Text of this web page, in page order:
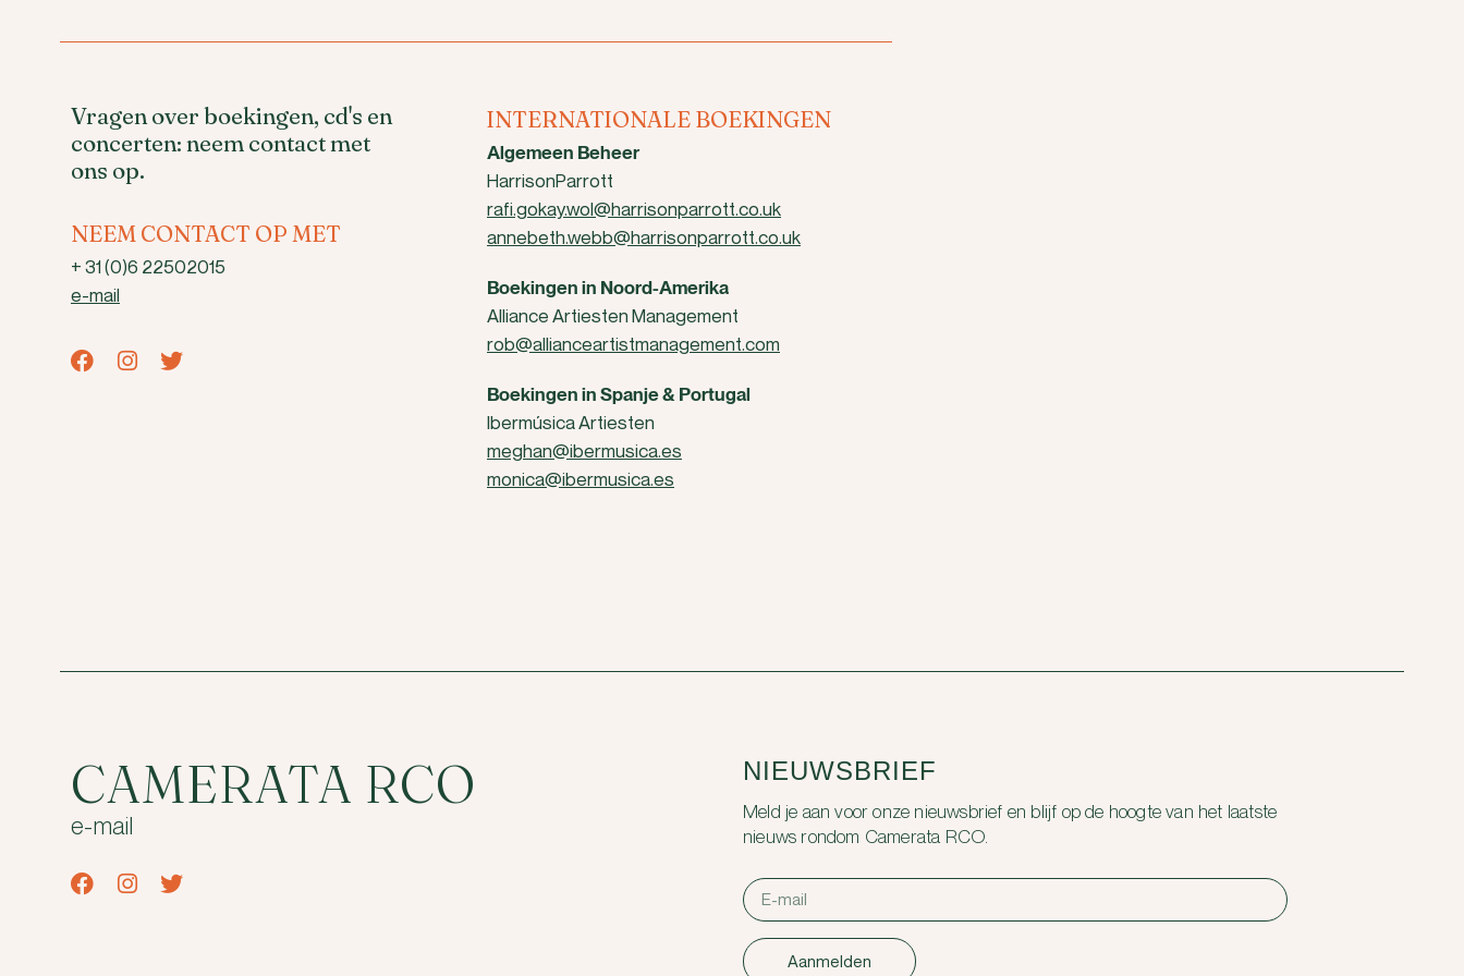
Vragen over boekingen, cd's en
concerten: neem contact met
ons op.
NEEM CONTACT OP MET
+ 31 (0)6 22502015
e-mail
INTERNATIONALE BOEKINGEN
Algemeen Beheer
HarrisonParrott
rafi.gokay.wol@harrisonparrott.co.uk
annebeth.webb@harrisonparrott.co.uk
Boekingen in Noord-Amerika
Alliance Artiesten Management
rob@allianceartistmanagement.com
Boekingen in Spanje & Portugal
Ibermúsica Artiesten
meghan@ibermusica.es
monica@ibermusica.es
CAMERATA RCO
e-mail
NIEUWSBRIEF
Meld je aan voor onze nieuwsbrief en blijf op de hoogte van het laatste
nieuws rondom Camerata RCO.
Aanmelden